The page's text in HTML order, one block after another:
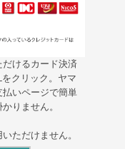
けるカード決済
クリック。ヤマ
払いページで簡単
りません。
ただけません。